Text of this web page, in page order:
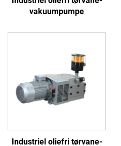
vakuumpumpe
Industriel oliefri tørvane-